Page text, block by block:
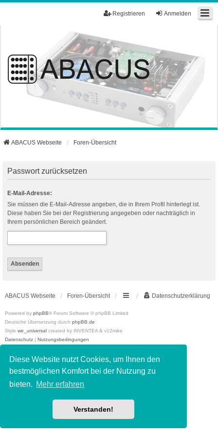
Diese Website nutzt Cookies, um Ihnen den
bestmöglichen Komfort bei der Nutzung zu
bieten. Mehr erfahren
Verstanden!
Anmelden
Registrieren
ABACUS Webseite Foren-Übersicht
Passwort zurücksetzen
E-Mail-Adresse:
Sie müssen die E-Mail-Adresse angeben, die in Ihrem Profil hinterlegt ist.
Diese haben Sie bei der Registrierung angegeben oder nachträglich in
Ihrem persönlichen Bereich geändert.
ABACUS Webseite Foren-Übersicht Datenschutzerklärung
Powered by phpBB® Forum Software © phpBB Limited
Deutsche Übersetzung durch phpBB.de
Style we_universal created by INVENTEA & v12mike
Datenschutz | Nutzungsbedingungen